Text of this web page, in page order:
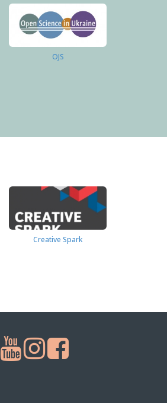
OJS
Creative Spark